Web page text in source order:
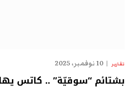
تقارير 10 نوفمبر، 2025
بشتائم “سوقيّة” .. كاتس